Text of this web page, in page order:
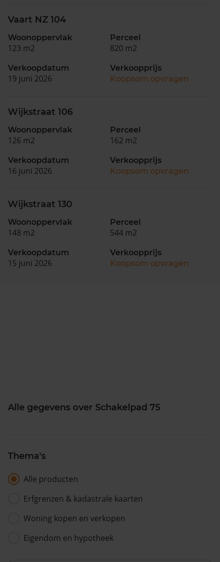
Vaart NZ 104
Woonoppervlak
123 m2
Perceel
820 m2
Verkoopdatum
19 juni 2026
Verkoopprijs
Koopsom opvragen
Wijkstraat 106
Woonoppervlak
126 m2
Perceel
162 m2
Verkoopdatum
16 juni 2026
Verkoopprijs
Koopsom opvragen
Wijkstraat 130
Woonoppervlak
148 m2
Perceel
544 m2
Verkoopdatum
15 juni 2026
Verkoopprijs
Koopsom opvragen
Alle gegevens over Schakelpad 75
Thema's
Alle producten
Erfgrenzen & kadastrale kaarten
Woning kopen en verkopen
Eigendom en hypotheek